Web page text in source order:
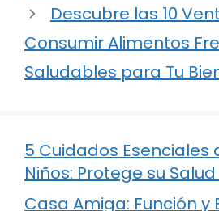
Descubre las 10
Consumir Alimentos
Saludables para Tu
5 Cuidados Esenciales
Niños: Protege su
Casa Amiga: Función y